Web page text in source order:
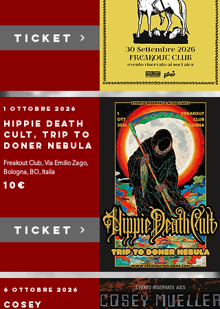
TICKET
1 ottobre 2026
Hippie Death
Cult, Trip To
Doner Nebula
Freakout Club, Via Emilio Zago,
Bologna, BO, Italia
10€
TICKET
6 ottobre 2026
Cosey